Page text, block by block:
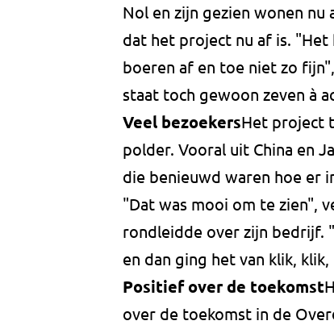
Nol en zijn gezien wonen
dat het project nu af is.
boeren af en toe niet zo
staat toch gewoon zeven à
Veel bezoekersHet project
polder. Vooral uit China en
die benieuwd waren hoe er
"Dat was mooi om te zien",
rondleidde over zijn bedrijf.
en dan ging het van klik, klik,
Positief over de toekomst
over de toekomst in de